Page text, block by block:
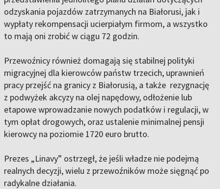
odzyskania pojazdów zatrzymanych na Białorusi, jak i
wypłaty rekompensacji ucierpiałym firmom, a wszystko
to mają oni zrobić w ciągu 72 godzin.
Przewoźnicy również domagają się stabilnej polityki
migracyjnej dla kierowców państw trzecich, uprawnień
pracy przejść na granicy z Białorusią, a także rezygnację
z podwyżek akcyzy na olej napędowy, odłożenie lub
etapowe wprowadzanie nowych podatków i regulacji, w
tym opłat drogowych, oraz ustalenie minimalnej pensji
kierowcy na poziomie 1720 euro brutto.
Prezes „Linavy” ostrzegł, że jeśli władze nie podejmą
realnych decyzji, wielu z przewoźników może sięgnąć po
radykalne działania.